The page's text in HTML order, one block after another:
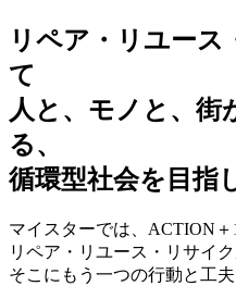
リペア・リユース
て
人と、モノと、街
る、
循環型社会を目指
マイスターでは、ACTION＋
リペア・リユース・リサイ
そこにもう一つの行動と工